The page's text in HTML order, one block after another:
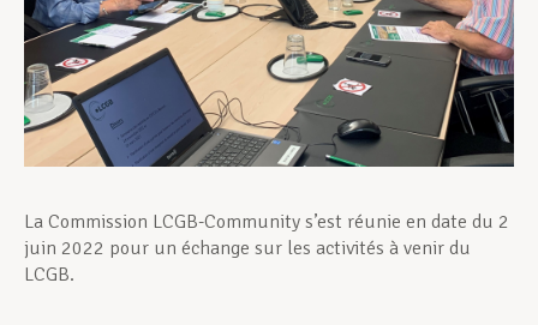
Actualités
La Commission LCGB-Community s’est réunie en date du 2
juin 2022 pour un échange sur les activités à venir du
LCGB.